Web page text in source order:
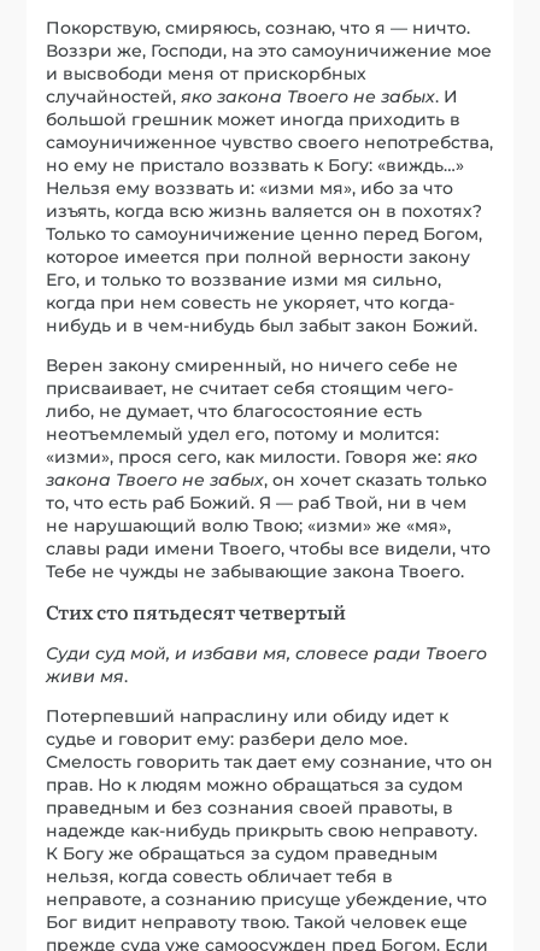
Покорствую, смиряюсь, сознаю, что я — ничто.
Воззри же, Господи, на это самоуничижение мое
и высвободи меня от прискорбных
случайностей,яко закона Твоего не забых. И
большой грешник может иногда приходить в
самоуничиженное чувство своего непотребства,
но ему не пристало воззвать к Богу: «виждь…»
Нельзя ему воззвать и: «изми мя», ибо за что
изъять, когда всю жизнь валяется он в похотях?
Только то самоуничижение ценно перед Богом,
которое имеется при полной верности закону
Его, и только то воззвание изми мя сильно,
когда при нем совесть не укоряет, что когда-
нибудь и в чем-нибудь был забыт закон Божий.
Верен закону смиренный, но ничего себе не
присваивает, не считает себя стоящим чего-
либо, не думает, что благосостояние есть
неотъемлемый удел его, потому и молится:
«изми», прося сего, как милости. Говоря же:яко
закона Твоего не забых, он хочет сказать только
то, что есть раб Божий. Я — раб Твой, ни в чем
не нарушающий волю Твою; «изми» же «мя»,
славы ради имени Твоего, чтобы все видели, что
Тебе не чужды не забывающие закона Твоего.
Стих сто пятьдесят четвертый
Суди суд мой, и избави мя, словесе ради Твоего
живи мя.
Потерпевший напраслину или обиду идет к
судье и говорит ему: разбери дело мое.
Смелость говорить так дает ему сознание, что он
прав. Но к людям можно обращаться за судом
праведным и без сознания своей правоты, в
надежде как-нибудь прикрыть свою неправоту.
К Богу же обращаться за судом праведным
нельзя, когда совесть обличает тебя в
неправоте, а сознанию присуще убеждение, что
Бог видит неправоту твою. Такой человек еще
прежде суда уже самоосужден пред Богом. Если